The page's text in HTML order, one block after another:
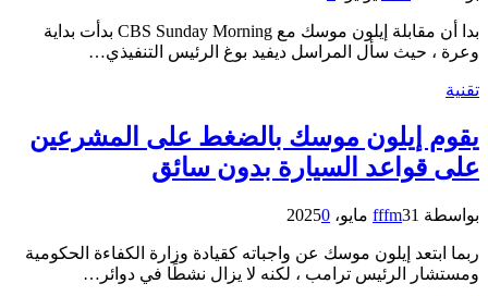
بدا أن مقابلة إيلون موسك مع CBS Sunday Morning بدأت بداية
وعرة ، حيث سأل المراسل ديفيد بوغ الرئيس التنفيذي…
تقنية
يقوم إيلون موسك بالضغط على المشرعين
على قواعد السيارة بدون سائق
بواسطة fffm31 مايو، 2025 0
ربما ابتعد إيلون موسك عن واجباته كقيادة وزارة الكفاءة الحكومية
ومستشار الرئيس ترامب ، لكنه لا يزال نشطًا في دوائر…